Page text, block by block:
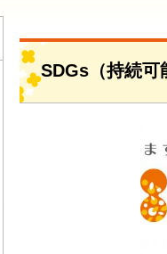
SDGs（持続可